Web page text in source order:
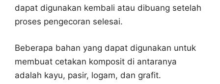
dapat digunakan kembali atau dibuang setelah
proses pengecoran selesai.
Beberapa bahan yang dapat digunakan untuk
membuat cetakan komposit di antaranya
adalah kayu, pasir, logam, dan grafit.